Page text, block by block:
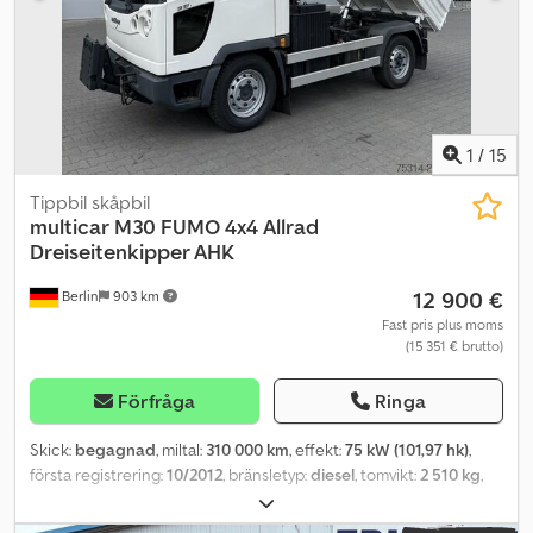
växellåda, förarairbag, servostyrning, nackstöd fram, reservhjul,
förarhytt: kort, diesel, framhjulsdrift, skick: begagnad, HSN 7806,
TSN 027, med reservation för fel och mellanförsäljning, besiktning
& avgasprov utförs innan försäljning
1 / 15
Berlin 903 km
Tippbil skåpbil
multicar M30 FUMO 4x4 Allrad
Dreiseitenkipper AHK
12 900 €
Fast pris plus moms
(15 351 € brutto)
Förfråga Ringa
Skick: begagnad, miltal: 310 000 km, effekt:75 kW (101,97 hk),
första registrering:10/2012, bränsletyp:diesel, tomvikt:2 510 kg,
, totalvikt:3 500 kg
bränsle:diesel, färg:vit, förarhytt:dagskåp, växeltyp:mekanisk,